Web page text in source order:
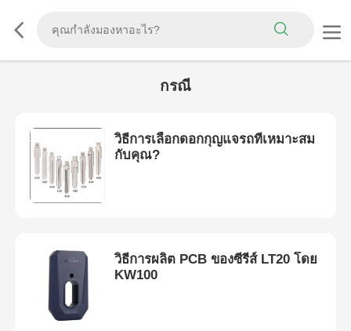
กรณี
วิธีการเลือกดอกกุญแจรถที่เหมาะสม
กับคุณ?
วิธีการผลิต PCB ของซีรีส์ LT20 โดย
KW100